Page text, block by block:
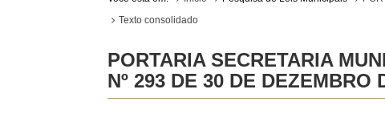
Texto consolidado
PORTARIA SECRETARIA
Nº 293 DE 30 DE DEZEMBRO